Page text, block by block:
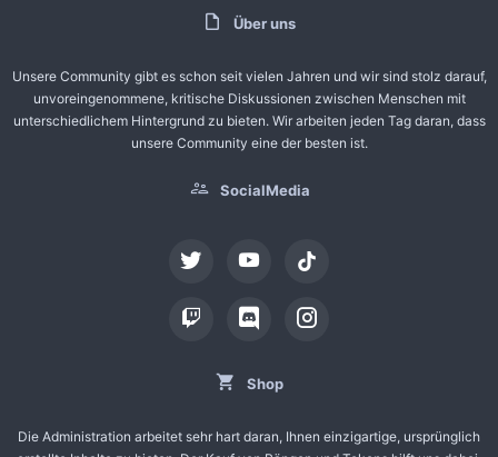
Über uns
Unsere Community gibt es schon seit vielen Jahren und wir sind stolz darauf,
unvoreingenommene, kritische Diskussionen zwischen Menschen mit
unterschiedlichem Hintergrund zu bieten. Wir arbeiten jeden Tag daran, dass
unsere Community eine der besten ist.
SocialMedia
tiktok
Shop
Die Administration arbeitet sehr hart daran, Ihnen einzigartige, ursprünglich